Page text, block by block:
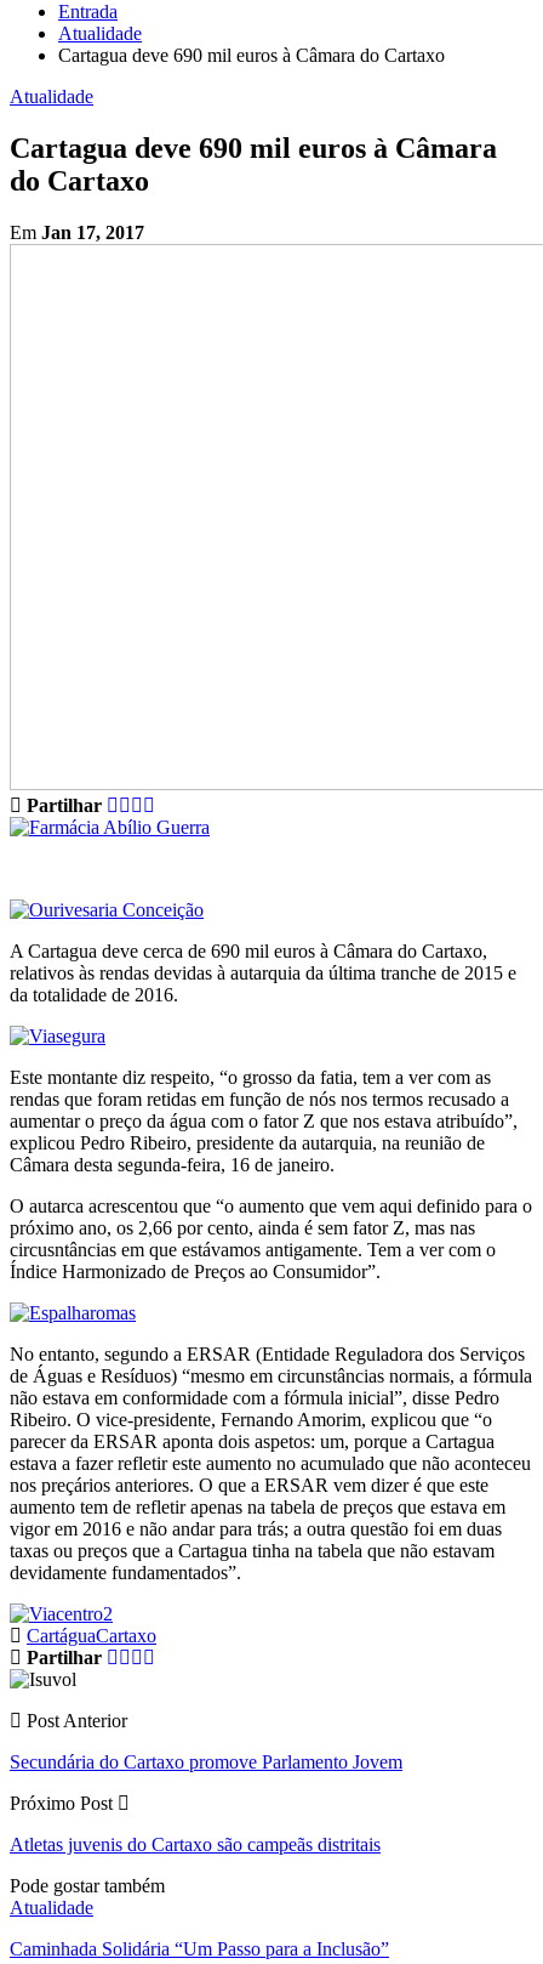
Entrada
Atualidade
Cartagua deve 690 mil euros à Câmara do Cartaxo
Atualidade
Cartagua deve 690 mil euros à Câmara
do Cartaxo
Em Jan 17, 2017
Partilhar
A Cartagua deve cerca de 690 mil euros à Câmara do Cartaxo,
relativos às rendas devidas à autarquia da última tranche de 2015 e
da totalidade de 2016.
Este montante diz respeito, “o grosso da fatia, tem a ver com as
rendas que foram retidas em função de nós nos termos recusado a
aumentar o preço da água com o fator Z que nos estava atribuído”,
explicou Pedro Ribeiro, presidente da autarquia, na reunião de
Câmara desta segunda-feira, 16 de janeiro.
O autarca acrescentou que “o aumento que vem aqui definido para o
próximo ano, os 2,66 por cento, ainda é sem fator Z, mas nas
circusntâncias em que estávamos antigamente. Tem a ver com o
Índice Harmonizado de Preços ao Consumidor”.
No entanto, segundo a ERSAR (Entidade Reguladora dos Serviços
de Águas e Resíduos) “mesmo em circunstâncias normais, a fórmula
não estava em conformidade com a fórmula inicial”, disse Pedro
Ribeiro. O vice-presidente, Fernando Amorim, explicou que “o
parecer da ERSAR aponta dois aspetos: um, porque a Cartagua
estava a fazer refletir este aumento no acumulado que não aconteceu
nos preçários anteriores. O que a ERSAR vem dizer é que este
aumento tem de refletir apenas na tabela de preços que estava em
vigor em 2016 e não andar para trás; a outra questão foi em duas
taxas ou preços que a Cartagua tinha na tabela que não estavam
devidamente fundamentados”.
CartáguaCartaxo
Partilhar
Post Anterior
Secundária do Cartaxo promove Parlamento Jovem
Próximo Post
Atletas juvenis do Cartaxo são campeãs distritais
Pode gostar também
Atualidade
Caminhada Solidária “Um Passo para a Inclusão”